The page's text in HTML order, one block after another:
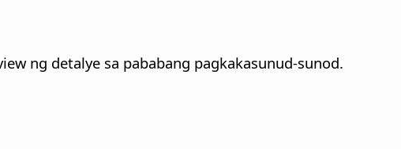
ng detalye sa pababang pagkakasunud-sunod.